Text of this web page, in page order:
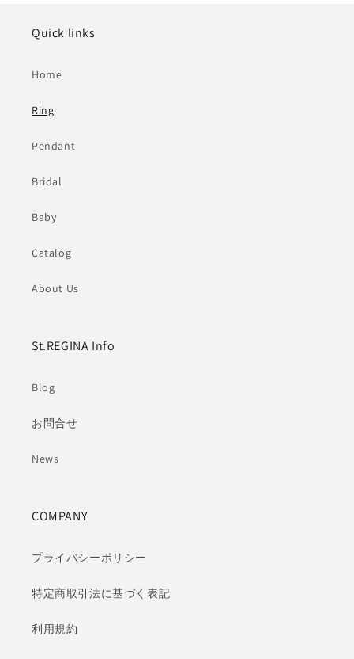
Quick links
Home
Ring
Pendant
Bridal
Baby
Catalog
About Us
St.REGINA Info
Blog
お問合せ
News
COMPANY
プライバシーポリシー
特定商取引法に基づく表記
利用規約